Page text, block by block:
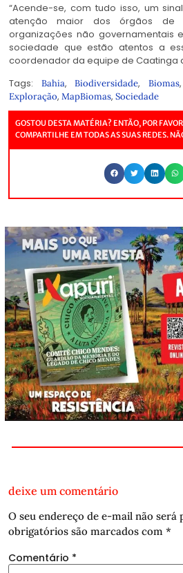
“Acende-se, com tudo isso, um
atenção maior dos órgãos de
organizações não governamentais
sociedade que estão atentos a
coordenador da equipe de Caatinga
Tags: Bahia,Biodiversidade, Biomas
Exploração, MapBiomas, Sociedade
GOSTOU DESTA MATÉRIA? ENTÃO, POR
COMPARTILHE EM TODAS AS SUAS REDES.
deixe um comentário
O seu endereço de e-mail não será
obrigatórios são marcados com *
Comentário *